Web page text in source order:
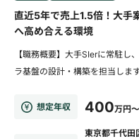
直近5年で売上1.5倍！大手
へ高め合える環境
【職務概要】大手SIerに常駐し
ラ基盤の設計・構築を担当しま
想定年収 400万円～
東京都千代田